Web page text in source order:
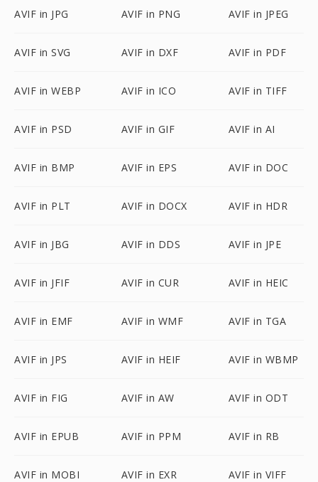
AVIF in JPG AVIF in PNG AVIF in JPEG
AVIF in SVG AVIF in DXF AVIF in PDF
AVIF in WEBP AVIF in ICO AVIF in TIFF
AVIF in PSD AVIF in GIF AVIF in AI
AVIF in BMP AVIF in EPS AVIF in DOC
AVIF in PLT AVIF in DOCX AVIF in HDR
AVIF in JBG AVIF in DDS AVIF in JPE
AVIF in JFIF AVIF in CUR AVIF in HEIC
AVIF in EMF AVIF in WMF AVIF in TGA
AVIF in JPS AVIF in HEIF AVIF in WBMP
AVIF in FIG AVIF in AW AVIF in ODT
AVIF in EPUB AVIF in PPM AVIF in RB
AVIF in MOBI AVIF in EXR AVIF in VIFF